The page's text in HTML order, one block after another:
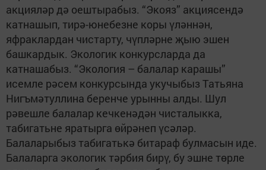
акцияләр дә оештырабыз. “Экояз” акциясендә
катнашып, тирә-юнебезне коры үләннән,
яфраклардан чистарту, чүпләрне җыю эшен
башкардык. Экологик конкурсларда да
катнашабыз. “Экология – балалар карашы”
исемле рәсем конкурсында укучыбыз Татьяна
Нигъмәтуллина беренче урынны алды. Шул
рәвешле балалар кечкенәдән чисталыкка,
табигатьне яратырга өйрәнеп үсәләр.
Балаларыбыз табигатькә битараф булмасын иде.
Балаларга экологик тәрбия бирү, бу эшне төрле